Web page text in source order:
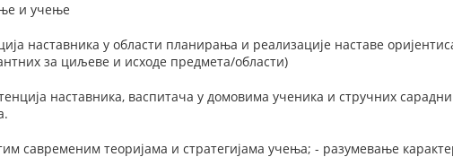
и учење
наставника у области планирања и реализације наставе
за циљеве и исходе предмета/области)
наставника, васпитача у домовима ученика и стручних
савременим теоријама и стратегијама учења; - разумевање